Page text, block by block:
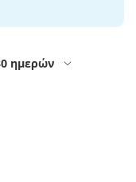
ημερών